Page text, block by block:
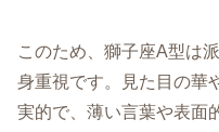
このため、獅子座A型は
身重視です。見た目の華
実的で、薄い言葉や表面